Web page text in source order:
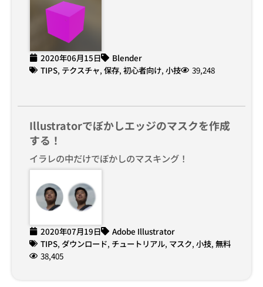
2020年06月15日
Blender
TIPS, テクスチャ, 保存, 初心者向け, 小技 39,248
Illustratorでぼかしエッジのマスクを作成
する！
イラレの中だけでぼかしのマスキング！
2020年07月19日
Adobe Illustrator
TIPS, ダウンロード, チュートリアル, マスク, 小技, 無料
38,405